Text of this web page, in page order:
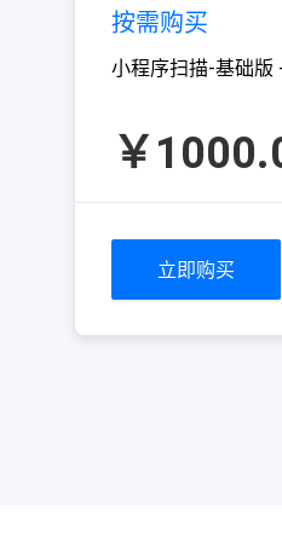
按需购买
小程序扫描-基础版
￥
立即购买